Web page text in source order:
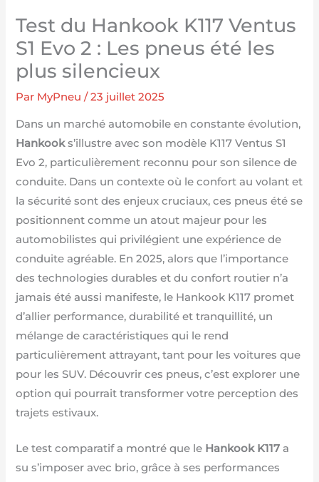
Test du Hankook K117 Ventus
S1 Evo 2 : Les pneus été les
plus silencieux
Par MyPneu/23 juillet 2025
Dans un marché automobile en constante évolution,
Hankooks’illustre avec son modèle K117 Ventus S1
Evo 2, particulièrement reconnu pour son silence de
conduite. Dans un contexte où le confort au volant et
la sécurité sont des enjeux cruciaux, ces pneus été se
positionnent comme un atout majeur pour les
automobilistes qui privilégient une expérience de
conduite agréable. En 2025, alors que l’importance
des technologies durables et du confort routier n’a
jamais été aussi manifeste, le Hankook K117 promet
d’allier performance, durabilité et tranquillité, un
mélange de caractéristiques qui le rend
particulièrement attrayant, tant pour les voitures que
pour les SUV. Découvrir ces pneus, c’est explorer une
option qui pourrait transformer votre perception des
trajets estivaux.
Le test comparatif a montré que le Hankook K117 a
su s’imposer avec brio, grâce à ses performances